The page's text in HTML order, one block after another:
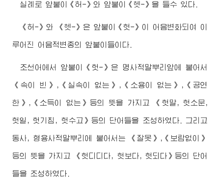
실례로 앞붙이《허-》와 앞붙이《헷-》을 들수 있다.
《허-》와 《헷-》은 앞붙이《헛-》이 어음변화되여 이
루어진 어음적변종의 앞붙이들이다.
조선어에서 앞붙이《헛-》은 명사적말뿌리앞에 붙어서
《속이 빈》,《실속이 없는》,《소용이 없는》,《공연
한》,《소득이 없는》등의 뜻을 가지고 《헛말, 헛소문,
헛일, 헛기침, 헛수고》등의 단어들을 조성하였다. 그리고
동사, 형용사적말뿌리에 붙어서는 《잘못》,《보람없이》
등의 뜻을 가지고 《헛디디다, 헛보다, 헛되다》등의 단어
들을 조성하였다.